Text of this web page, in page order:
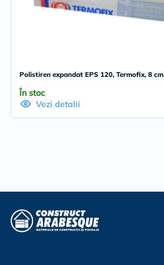
Polistiren expandat EPS 120, Termofix, 8 cm
În stoc
Vezi detalii